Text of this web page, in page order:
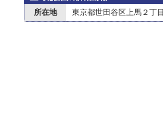
所在地
東京都世田谷区上馬２丁